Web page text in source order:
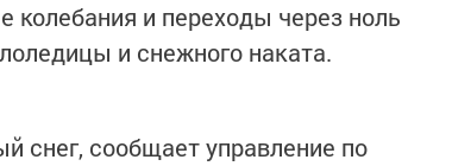
и переходы через ноль
и снежного наката.
снег, сообщает управление по